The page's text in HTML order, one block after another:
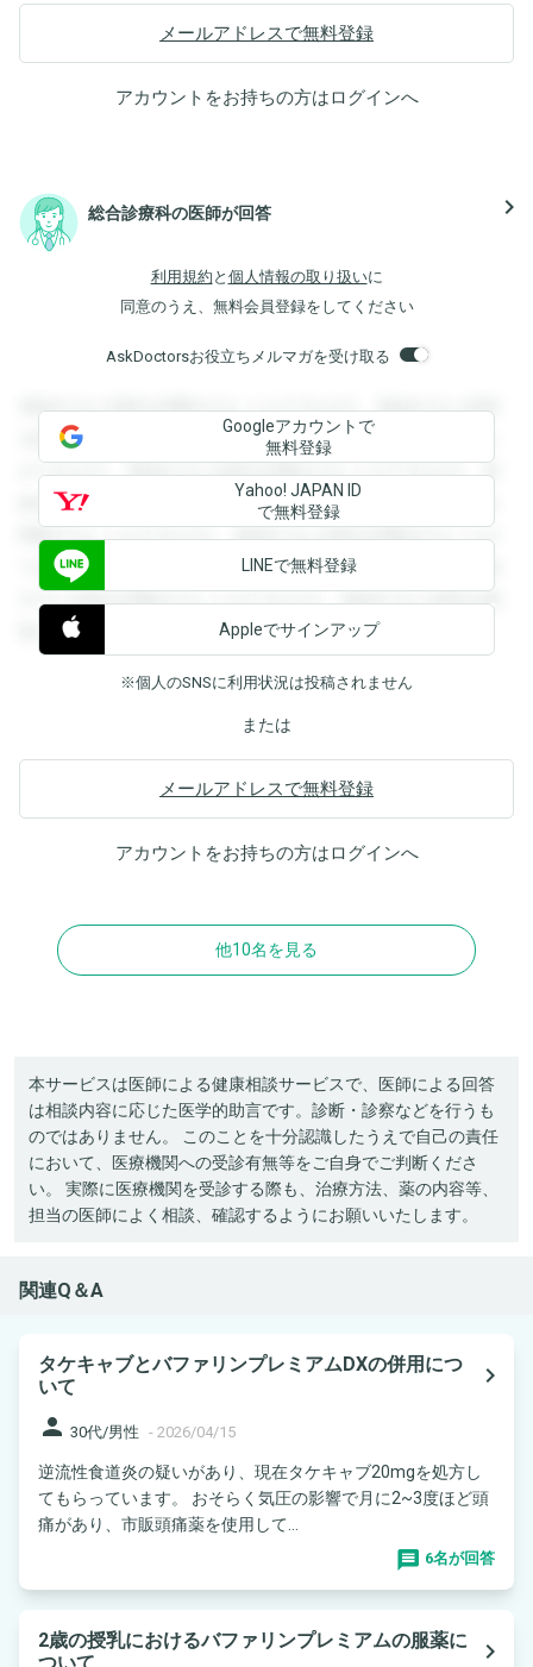
メールアドレスで無料登録
アカウントをお持ちの方はログインへ
総合診療科の医師が回答 navigate_next
利用規約 と 個人情報の取り扱いに
同意のうえ、無料会員登録をしてください
AskDoctorsお役立ちメルマガを受け取る
登録すると回答を閲覧することができます。登録すると回答
を閲覧することができます。登録すると回答を閲覧すること
ができます。登録すると回答を閲覧することができます。登
録すると回答を閲覧することができます。登録すると回答を
閲覧することができます。登録すると回答を閲覧することが
できます。登録すると回答を閲覧することができます。登録
すると回答を閲覧することができます。登録すると回答を閲
覧することができます。
Googleアカウントで
無料登録
Yahoo! JAPAN ID
で無料登録
LINEで無料登録
Appleでサインアップ
※個人のSNSに利用状況は投稿されません
または
メールアドレスで無料登録
アカウントをお持ちの方はログインへ
他10名を見る
本サービスは医師による健康相談サービスで、医師による回答
は相談内容に応じた医学的助言です。診断・診察などを行うも
のではありません。 このことを十分認識したうえで自己の責任
において、医療機関への受診有無等をご自身でご判断くださ
い。 実際に医療機関を受診する際も、治療方法、薬の内容等、
担当の医師によく相談、確認するようにお願いいたします。
関連Q＆A
タケキャブとバファリンプレミアムDXの併用につ
いて
navigate_next
person 30代/男性 - 2026/04/15
逆流性食道炎の疑いがあり、現在タケキャブ20mgを処方し
てもらっています。 おそらく気圧の影響で月に2~3度ほど頭
痛があり、市販頭痛薬を使用して...
6名が回答
2歳の授乳におけるバファリンプレミアムの服薬に
ついて
navigate_next